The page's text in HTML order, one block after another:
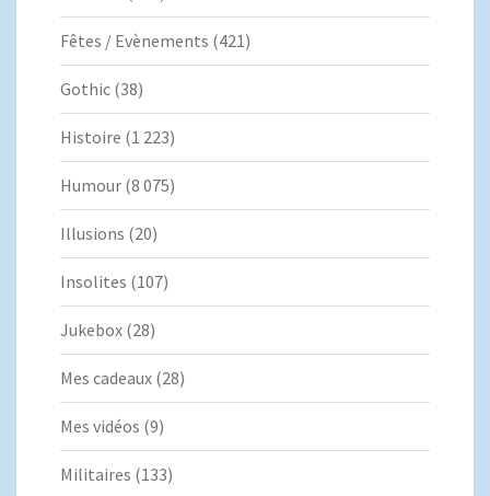
Fêtes / Evènements (421)
Gothic (38)
Histoire (1 223)
Humour (8 075)
Illusions (20)
Insolites (107)
Jukebox (28)
Mes cadeaux (28)
Mes vidéos (9)
Militaires (133)